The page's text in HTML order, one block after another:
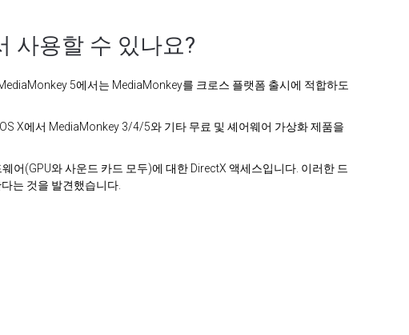
사용할 수 있나요?
5에서는 MediaMonkey를 크로스 플랫폼 출시에 적합하도
X에서 MediaMonkey 3/4/5와 기타 무료 및 셰어웨어 가상화 제품을
어(GPU와 사운드 카드 모두)에 대한 DirectX 액세스입니다. 이러한 드
는 것을 발견했습니다.